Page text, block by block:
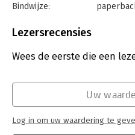
Bindwijze:
Uitgever:
Verschijningsdatum:
25-2-2022
Lezersrecensies
Wees de eerste die een
Uw
Log in om uw waardering te